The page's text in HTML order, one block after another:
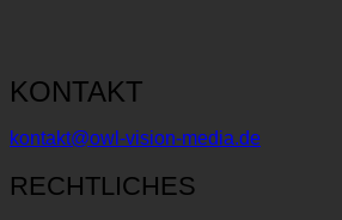
KONTAKT
kontakt@owl-vision-media.de
RECHTLICHES